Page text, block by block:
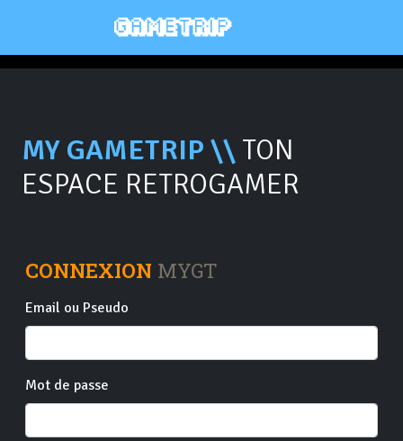
MY GAMETRIP \\ TON
ESPACE RETROGAMER
CONNEXION MYGT
Email ou Pseudo
Mot de passe